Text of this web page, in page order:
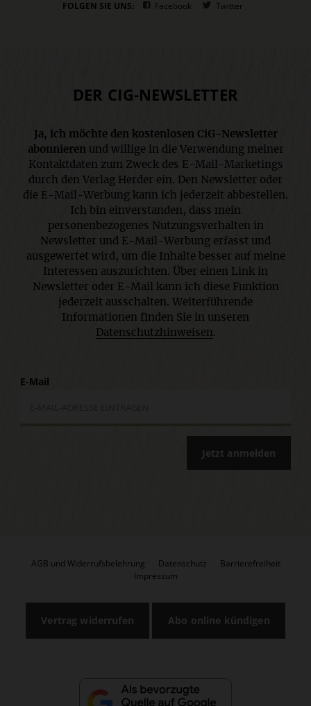
FOLGEN SIE UNS: Facebook Twitter
DER CIG-NEWSLETTER
Ja, ich möchte den kostenlosen CiG-Newsletter
abonnieren und willige in die Verwendung meiner
Kontaktdaten zum Zweck des E-Mail-Marketings
durch den Verlag Herder ein. Den Newsletter oder
die E-Mail-Werbung kann ich jederzeit abbestellen.
Ich bin einverstanden, dass mein
personenbezogenes Nutzungsverhalten in
Newsletter und E-Mail-Werbung erfasst und
ausgewertet wird, um die Inhalte besser auf meine
Interessen auszurichten. Über einen Link in
Newsletter oder E-Mail kann ich diese Funktion
jederzeit ausschalten. Weiterführende
Informationen finden Sie in unseren
Datenschutzhinweisen .
E-Mail
Jetzt anmelden
AGB und Widerrufsbelehrung Datenschutz
Barrierefreiheit
Impressum
Vertrag widerrufen Abo online kündigen